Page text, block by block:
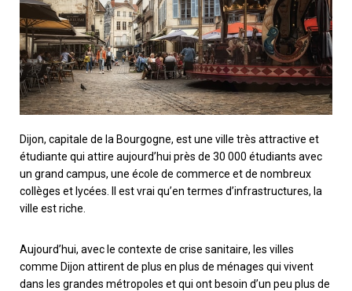
Dijon, capitale de la Bourgogne, est une ville très attractive et
étudiante qui attire aujourd’hui près de 30 000 étudiants avec
un grand campus, une école de commerce et de nombreux
collèges et lycées. Il est vrai qu’en termes d’infrastructures, la
ville est riche.
Aujourd’hui, avec le contexte de crise sanitaire, les villes
comme Dijon attirent de plus en plus de ménages qui vivent
dans les grandes métropoles et qui ont besoin d’un peu plus de